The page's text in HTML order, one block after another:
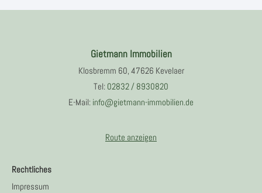
Gietmann Immobilien
Klosbremm 60, 47626 Kevelaer
Tel: 02832 / 8930820
E-Mail: info@gietmann-immobilien.de
Route anzeigen
Rechtliches
Impressum